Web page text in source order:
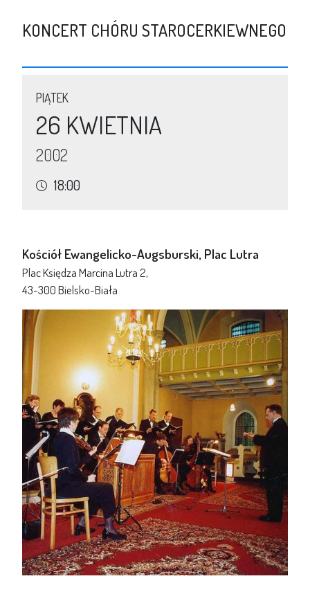
KONCERT CHÓRU STAROCERKIEWNEGO
PIĄTEK
26 KWIETNIA
2002
18:00
Kościół Ewangelicko-Augsburski, Plac Lutra
Plac Księdza Marcina Lutra 2,
43-300 Bielsko-Biała